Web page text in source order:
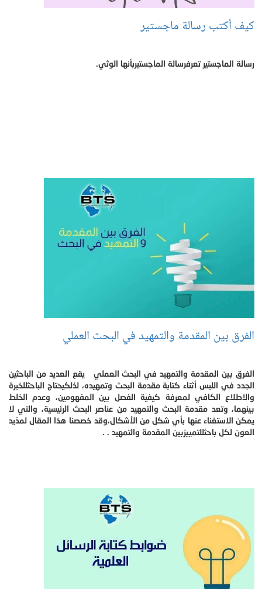
كيف أكتب رسالة ماجستير
رسالة الماجستير تعرفرسالة الماجستيربأنها الوثي.
الفرق بين المقدمة والتمهيد في البحث العملي
الفرق بين المقدمة والتمهيد في البحث العملي يقع العديد من الباحثين
الجدد في اللبس أثناء كتابة مقدمة البحث وتمهيده، لذلكيحتاج الباحثللخبرة
والاطلاع الكافي لمعرفة كيفية الفصل بين المفهومين، وعدم الخلط
بينهما، وتعد مقدمة البحث والتمهيد من عناصر البحث الرئيسية، والتي لا
يمكن الاستغناء عنها بأي شكل من الأشكال،وقد خصصنا هذا المقال لمدّيد
العون لكل باحثللتمييزبين المقدمة والتمهيد . .